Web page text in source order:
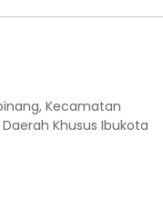
Kecamatan
Khusus Ibukota